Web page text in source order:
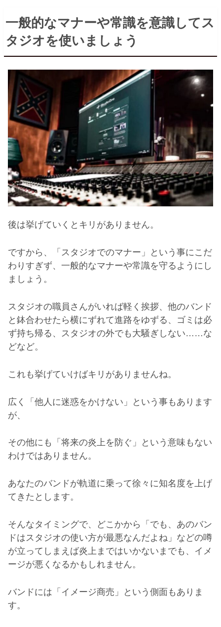
一般的なマナーや常識を意識してス
タジオを使いましょう
後は挙げていくとキリがありません。
ですから、「スタジオでのマナー」という事にこだ
わりすぎず、一般的なマナーや常識を守るようにし
ましょう。
スタジオの職員さんがいれば軽く挨拶、他のバンド
と鉢合わせたら横にずれて進路をゆずる、ゴミは必
ず持ち帰る、スタジオの外でも大騒ぎしない……な
どなど。
これも挙げていけばキリがありませんね。
広く「他人に迷惑をかけない」という事もあります
が、
その他にも「将来の炎上を防ぐ」という意味もない
わけではありません。
あなたのバンドが軌道に乗って徐々に知名度を上げ
てきたとします。
そんなタイミングで、どこかから「でも、あのバン
ドはスタジオの使い方が最悪なんだよね」などの噂
が立ってしまえば炎上まではいかないまでも、イメ
ージが悪くなるかもしれません。
バンドには「イメージ商売」という側面もありま
す。